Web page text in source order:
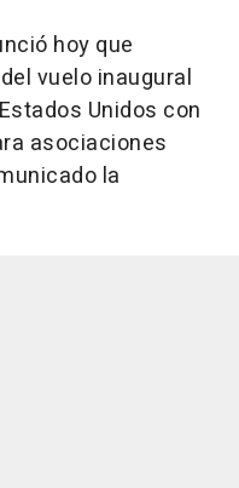
hoy que
vuelo inaugural
Unidos con
asociaciones
la